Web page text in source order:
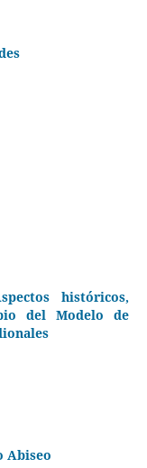
históricos,
del Modelo de
Abiseo